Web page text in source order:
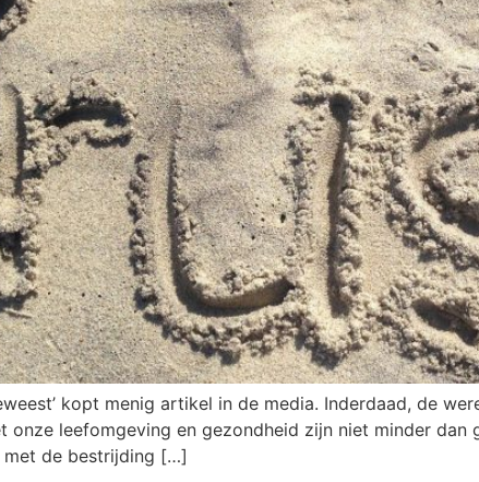
kopt menig artikel in de media. Inderdaad, de
leefomgeving en gezondheid zijn niet minder dan
met de bestrijding […]